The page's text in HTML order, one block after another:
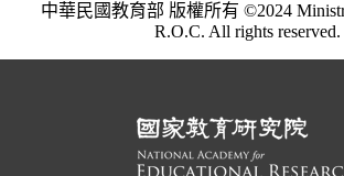
中華民國教育部 版權所有 ©2024
R.O.C. All rights reserved.